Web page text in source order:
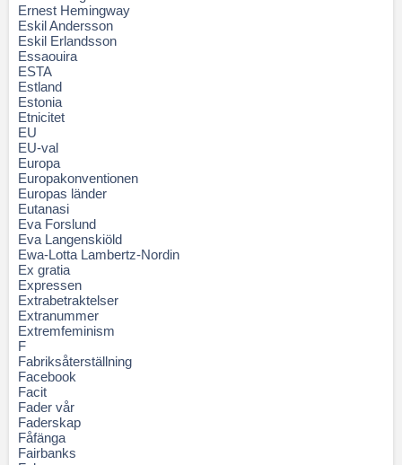
Ernest Hemingway
Eskil Andersson
Eskil Erlandsson
Essaouira
ESTA
Estland
Estonia
Etnicitet
EU
EU-val
Europa
Europakonventionen
Europas länder
Eutanasi
Eva Forslund
Eva Langenskiöld
Ewa-Lotta Lambertz-Nordin
Ex gratia
Expressen
Extrabetraktelser
Extranummer
Extremfeminism
F
Fabriksåterställning
Facebook
Facit
Fader vår
Faderskap
Fåfänga
Fairbanks